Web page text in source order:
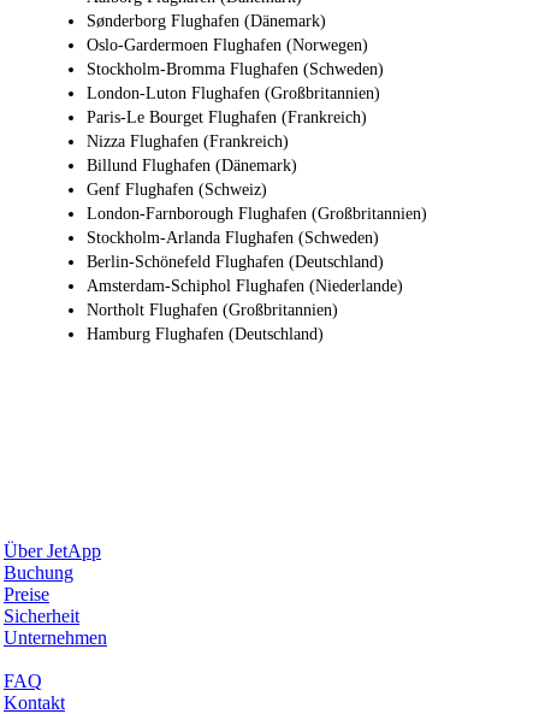
Sønderborg Flughafen (Dänemark)
Oslo-Gardermoen Flughafen (Norwegen)
Stockholm-Bromma Flughafen (Schweden)
London-Luton Flughafen (Großbritannien)
Paris-Le Bourget Flughafen (Frankreich)
Nizza Flughafen (Frankreich)
Billund Flughafen (Dänemark)
Genf Flughafen (Schweiz)
London-Farnborough Flughafen (Großbritannien)
Stockholm-Arlanda Flughafen (Schweden)
Berlin-Schönefeld Flughafen (Deutschland)
Amsterdam-Schiphol Flughafen (Niederlande)
Northolt Flughafen (Großbritannien)
Hamburg Flughafen (Deutschland)
Über JetApp
Buchung
Preise
Sicherheit
Unternehmen
FAQ
Kontakt